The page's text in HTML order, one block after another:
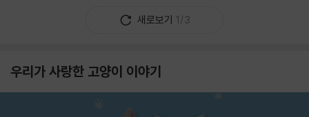
새로보기 1/3
우리가 사랑한 고양이 이야기